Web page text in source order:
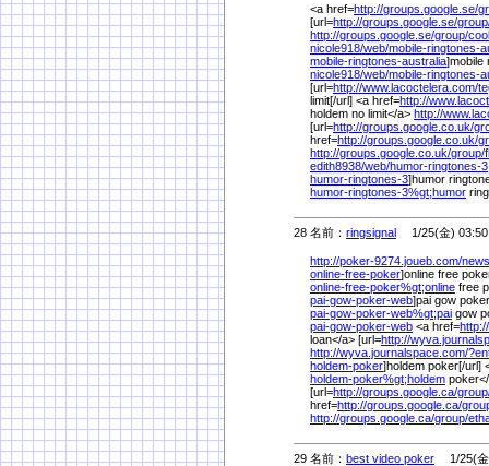
<a href=http://groups.google.se/
[url=http://groups.google.se/
http://groups.google.se/group/
nicole918/web/mobile-ringtones-
mobile-ringtones-australia]mobile
nicole918/web/mobile-ringtones-
[url=http://www.lacoctelera.com/
limit[/url] <a href=http://
holdem no limit</a> http://
[url=http://groups.google.co.uk/
href=http://groups.google.co.uk/
http://groups.google.co.uk/group/
edith8938/web/humor-ringtones-3
humor-ringtones-3]humor
humor-ringtones-3%gt;humor
28 名前： ringsignal 1/25(金) 03:50
http://poker-9274.joueb.com/
online-free-poker]online free
online-free-poker%gt;online free
pai-gow-poker-web]pai gow
pai-gow-poker-web%gt;pai gow
pai-gow-poker-web <a href=
loan</a> [url=http://
http://wyva.journalspace.com/
holdem-poker]holdem poker[/url]
holdem-poker%gt;holdem
[url=http://groups.google.ca/
href=http://groups.google.ca/
http://groups.google.ca/group/
29 名前： best video poker 1/25(金